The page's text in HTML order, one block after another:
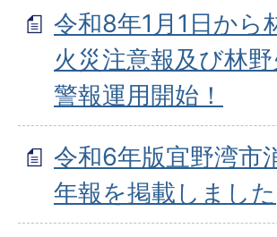
令和8年1月1日から
火災注意報及び林野
警報運用開始！
令和6年版宜野湾市
年報を掲載しました